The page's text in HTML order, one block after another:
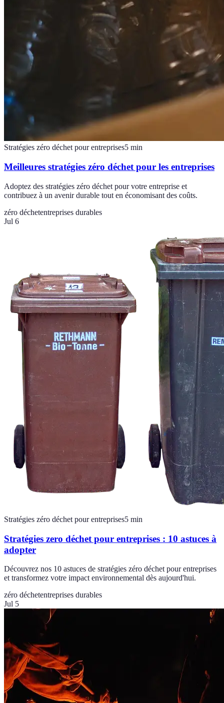
Stratégies zéro déchet pour entreprises5 min
Meilleures stratégies zéro déchet pour les entreprises
Adoptez des stratégies zéro déchet pour votre entreprise et
contribuez à un avenir durable tout en économisant des coûts.
zéro déchetentreprises durables
Jul 6
Stratégies zéro déchet pour entreprises5 min
Stratégies zero déchet pour entreprises : 10 astuces à
adopter
Découvrez nos 10 astuces de stratégies zéro déchet pour entreprises
et transformez votre impact environnemental dès aujourd'hui.
zéro déchetentreprises durables
Jul 5